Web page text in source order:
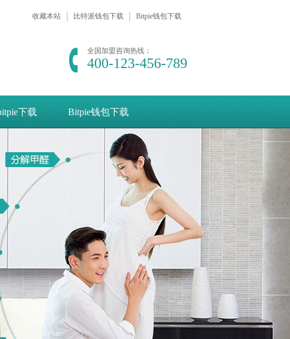
收藏本站 比特派钱包下载 Bitpie钱包下载
全国加盟咨询热线：
400-123-456-789
下载 Bitpie钱包下载